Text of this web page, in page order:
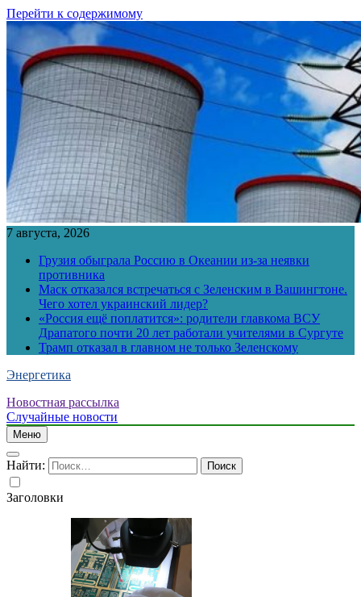
Перейти к содержимому
7 августа, 2026
Грузия обыграла Россию в Океании из-за неявки
противника
Маск отказался встречаться с Зеленским в Вашингтоне.
Чего хотел украинский лидер?
«Россия ещё поплатится»: родители главкома ВСУ
Драпатого почти 20 лет работали учителями в Сургуте
Трамп отказал в главном не только Зеленскому
Энергетика
Новостная рассылка
Случайные новости
Меню
Найти:
Заголовки